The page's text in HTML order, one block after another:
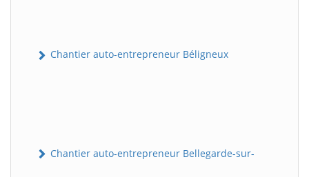
Chantier auto-entrepreneur Béligneux
Chantier auto-entrepreneur Bellegarde-sur-